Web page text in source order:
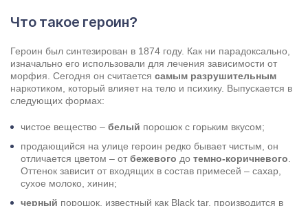
Что такое героин?
Героин был синтезирован в 1874 году. Как ни парадоксально,
изначально его использовали для лечения зависимости от
морфия. Сегодня он считается самым разрушительным
наркотиком, который влияет на тело и психику. Выпускается в
следующих формах:
чистое вещество – белый порошок с горьким вкусом;
продающийся на улице героин редко бывает чистым, он
отличается цветом – от бежевого до темно-коричневого
Оттенок зависит от входящих в состав примесей – сахар,
сухое молоко, хинин;
черный порошок, известный как Black tar, производится в
Бесплатная консультация
Оставьте данные и мы вам перезвоним!
Выбор города
Поиск по сайту
Задать вопрос
Задайте свой вопрос и мы ответим вам